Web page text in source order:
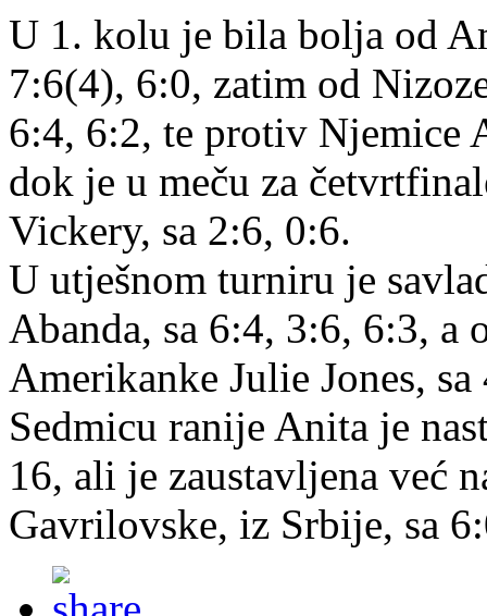
U 1. kolu je bila bolja od
7:6(4), 6:0, zatim od
6:4, 6:2, te protiv Njemice
dok je u meču za
Vickery, sa 2:6, 0:6.
U utješnom turniru je
Abanda, sa 6:4, 3:6, 6:3, a
Amerikanke Julie Jones,
Sedmicu ranije Anita je
16, ali je zaustavljena već
Gavrilovske, iz Srbije, sa